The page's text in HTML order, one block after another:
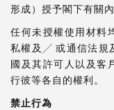
形成）授予閣下有關
任何未授權使用材料
私權及╱ 或通信法規
國及其許可人以及客
行彼等各自的權利。
禁止行為